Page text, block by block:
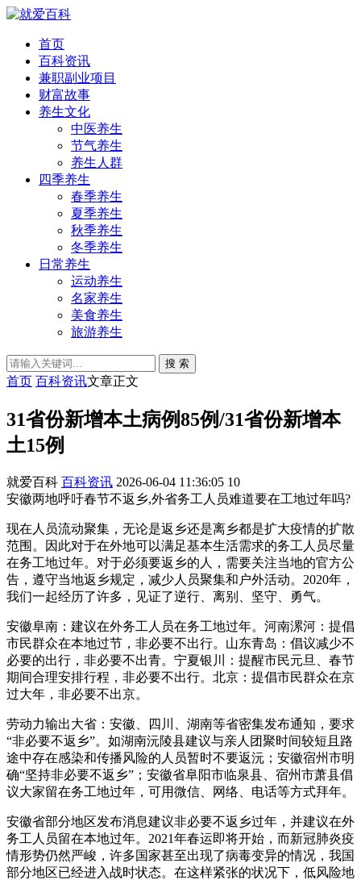
首页
百科资讯
兼职副业项目
财富故事
养生文化
中医养生
节气养生
养生人群
四季养生
春季养生
夏季养生
秋季养生
冬季养生
日常养生
运动养生
名家养生
美食养生
旅游养生
搜 索
首页 百科资讯文章正文
31省份新增本土病例85例/31省份新增本
土15例
就爱百科 百科资讯 2026-06-04 11:36:05 10
安徽两地呼吁春节不返乡,外省务工人员难道要在工地过年吗?
现在人员流动聚集，无论是返乡还是离乡都是扩大疫情的扩散
范围。因此对于在外地可以满足基本生活需求的务工人员尽量
在务工地过年。对于必须要返乡的人，需要关注当地的官方公
告，遵守当地返乡规定，减少人员聚集和户外活动。2020年，
我们一起经历了许多，见证了逆行、离别、坚守、勇气。
安徽阜南：建议在外务工人员在务工地过年。河南漯河：提倡
市民群众在本地过节，非必要不出行。山东青岛：倡议减少不
必要的出行，非必要不出青。宁夏银川：提醒市民元旦、春节
期间合理安排行程，非必要不出行。北京：提倡市民群众在京
过大年，非必要不出京。
劳动力输出大省：安徽、四川、湖南等省密集发布通知，要求
“非必要不返乡”。如湖南沅陵县建议与亲人团聚时间较短且路
途中存在感染和传播风险的人员暂时不要返沅；安徽宿州市明
确“坚持非必要不返乡”；安徽省阜阳市临泉县、宿州市萧县倡
议大家留在务工地过年，可用微信、网络、电话等方式拜年。
安徽省部分地区发布消息建议非必要不返乡过年，并建议在外
务工人员留在本地过年。2021年春运即将开始，而新冠肺炎疫
情形势仍然严峻，许多国家甚至出现了病毒变异的情况，我国
部分地区已经进入战时状态。在这样紧张的状况下，低风险地